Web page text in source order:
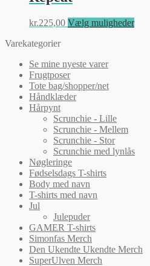
kr.225,00 Vælg mulighederDette
Varekategorier
Se mine nyeste varer
Frugtposer
Tote bag/shopper/net
Håndklæder
Hårpynt
Scrunchie - Lille
Scrunchie - Mellem
Scrunchie - Stor
Scrunchie med lynlås
Nøgleringe
Fødselsdags T-shirts
Body med navn
T-shirts med navn
Jul
Julepuder
GAMER T-shirts
Simonfas Merch
Den Ukendte Ukendte Merch
SuperUlven Merch